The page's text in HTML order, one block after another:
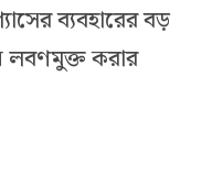
ব্যবহারের বড়
লবণমুক্ত করার